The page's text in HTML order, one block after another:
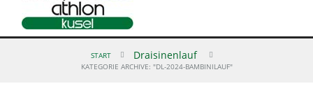
START Draisinenlauf
KATEGORIE ARCHIVE: "DL-2024-BAMBINILAUF"